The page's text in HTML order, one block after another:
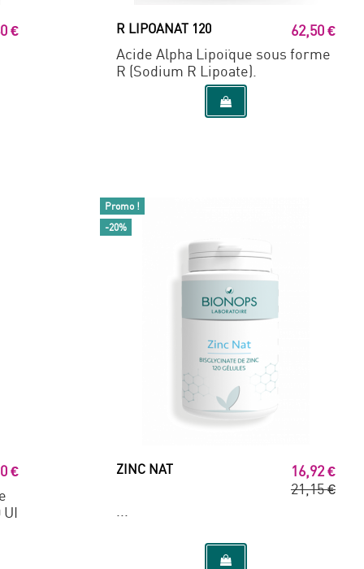
€ R LIPOANAT 120
62,50 €
Acide Alpha Lipoïque sous forme
R (Sodium R Lipoate).
€
Promo !
-20%
ZINC NAT
16,92 €
21,15 €